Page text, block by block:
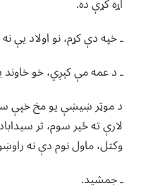
ـ خپه دې کړم، نو اولاد یې
ـ د عمه مې کېږي، خو
د موټر ښیښې یو مخ خپې
لارې ته ځیر سوم، تر
وکتل، ماول نوم دې نه
ـ جمشید.